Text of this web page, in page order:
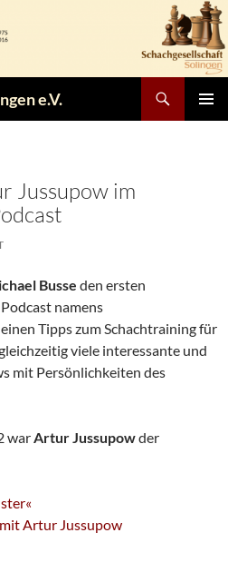
e.V.
Jussupow im
Busse den ersten
namens
Tipps zum Schachtraining für
viele interessante und
mit Persönlichkeiten des
warArtur Jussupowder
Artur Jussupow